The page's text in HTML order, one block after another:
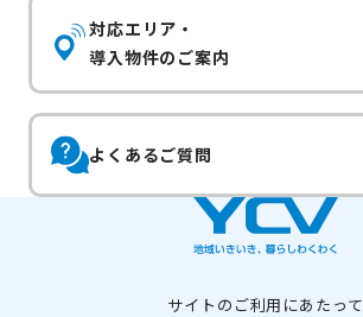
対応エリア・
導入物件のご案内
よくあるご質問
サイトのご利用にあたって